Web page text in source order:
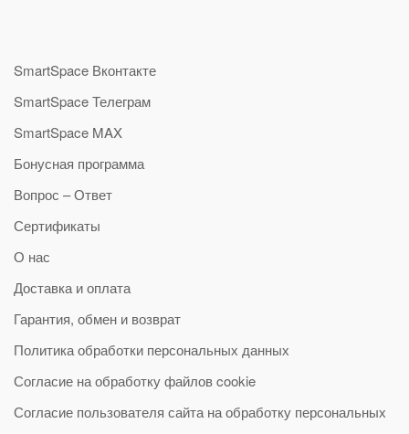
SmartSpace Вконтакте
SmartSpace Телеграм
SmartSpace MAX
Бонусная программа
Вопрос – Ответ
Сертификаты
О нас
Доставка и оплата
Гарантия, обмен и возврат
Политика обработки персональных данных
Согласие на обработку файлов cookie
Согласие пользователя сайта на обработку персональных